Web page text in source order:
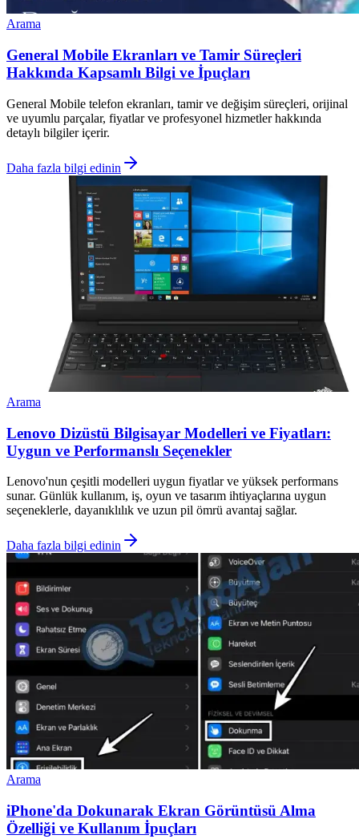
Arama
General Mobile Ekranları ve Tamir Süreçleri
Hakkında Kapsamlı Bilgi ve İpuçları
General Mobile telefon ekranları, tamir ve değişim süreçleri, orijinal
ve uyumlu parçalar, fiyatlar ve profesyonel hizmetler hakkında
detaylı bilgiler içerir.
Daha fazla bilgi edinin
Arama
Lenovo Dizüstü Bilgisayar Modelleri ve Fiyatları:
Uygun ve Performanslı Seçenekler
Lenovo'nun çeşitli modelleri uygun fiyatlar ve yüksek performans
sunar. Günlük kullanım, iş, oyun ve tasarım ihtiyaçlarına uygun
seçeneklerle, dayanıklılık ve uzun pil ömrü avantaj sağlar.
Daha fazla bilgi edinin
Arama
iPhone'da Dokunarak Ekran Görüntüsü Alma
Özelliği ve Kullanım İpuçları